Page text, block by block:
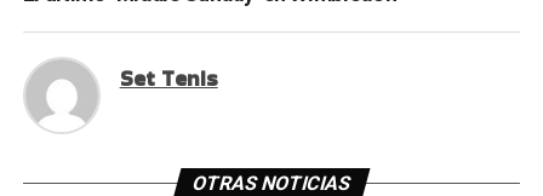
Set Tenis
OTRAS NOTICIAS